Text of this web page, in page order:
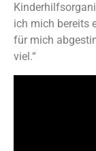
ich mich bereits
für mich
viel.“